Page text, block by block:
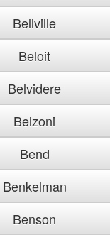
Bellville
Beloit
Belvidere
Belzoni
Bend
Benkelman
Benson